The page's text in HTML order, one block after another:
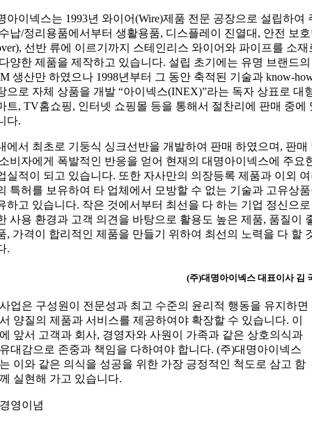
아이넥스는 1993년 와이어(Wire)제품 전문 공장으로 설립하여
납/정리용품에서부터 생활용품, 디스플레이 진열대, 안전 보
선반 류에 이르기까지 스테인리스 와이어와 파이프를 소재
양한 제품을 제작하고 있습니다. 설립 초기에는 유명 브랜드의
생산만 하였으나 1998년부터 그 동안 축적된 기술과 know-
으로 자체 상품을 개발 “아이넥스(INEX)”라는 독자 상표로 대
트, TV홈쇼핑, 인터넷 쇼핑몰 등을 통해서 절찬리에 판매 중에
다.
에서 최초로 기둥식 싱크선반을 개발하여 판매 하였으며, 판매
비자에게 폭발적인 반응을 얻어 현재의 대명아이넥스에 주요
실적이 되고 있습니다. 또한 자사만의 의장등록 제품과 이외
특허를 보유하여 타 업체에서 모방할 수 없는 기술과 고유상
하고 있습니다. 작은 것에서부터 최선을 다 하는 기업 정신으
사용 환경과 고객 의견을 바탕으로 활용도 높은 제품, 품질이
, 가격이 합리적인 제품을 만들기 위하여 최선의 노력을 다 할
.
(주)대명아이넥스 대표이사 김
사업은 구성원이 전문성과 최고 수준의 윤리적 행동을 유지하면
서 양질의 제품과 서비스를 제공하여야 확장할 수 있습니다. 이
에 앞서 고객과 회사, 경영자와 사원이 가족과 같은 상호의식과
유대감으로 존중과 책임을 다하여야 합니다. (주)대명아이넥스
는 이와 같은 의식을 성공을 위한 가장 긍정적인 척도로 삼고 함
께 실현해 가고 있습니다.
경영이념